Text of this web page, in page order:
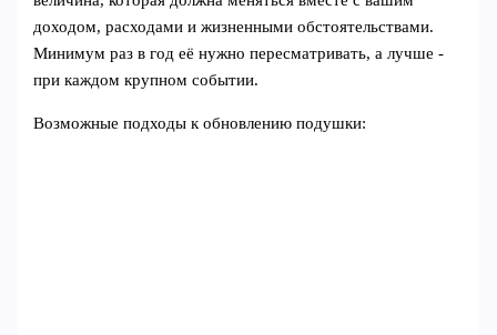
доходом, расходами и жизненными обстоятельствами.
Минимум раз в год её нужно пересматривать, а лучше -
при каждом крупном событии.
Возможные подходы к обновлению подушки: